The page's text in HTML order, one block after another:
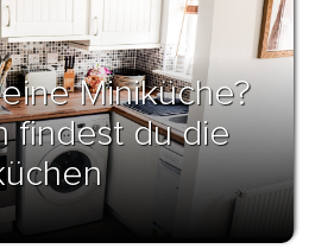
Miniküche?
findest du die